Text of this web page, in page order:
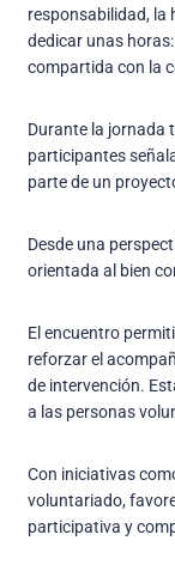
responsabilidad, la
dedicar unas
compartida con la
Durante la jornada
participantes
parte de un
Desde una
orientada al bien
El encuentro
reforzar el
de intervención.
a las personas
Con iniciativas
voluntariado,
participativa y